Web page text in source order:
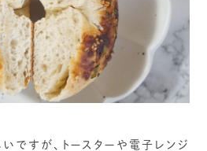
ですが、トースターや電子レンジ